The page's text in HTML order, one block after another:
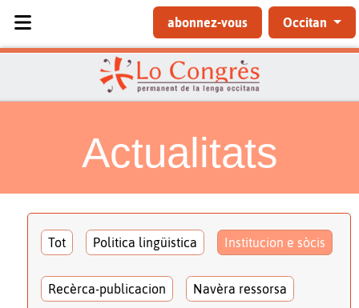
abonnez-vous Occitan
Actualitats
Tot Politica lingüistica Institucion e sòcis
Recèrca-publicacion Navèra ressorsa